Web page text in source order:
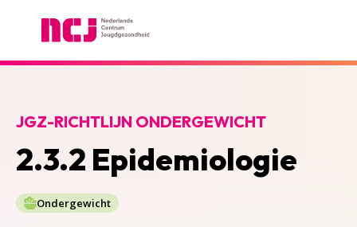
2.3.2 Epidemiologie
JGZ-RICHTLIJN ONDERGEWICHT
Ondergewicht